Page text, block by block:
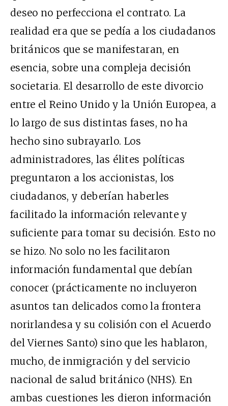
deseo no perfecciona el contrato. La
realidad era que se pedía a los ciudadanos
británicos que se manifestaran, en
esencia, sobre una compleja decisión
societaria. El desarrollo de este divorcio
entre el Reino Unido y la Unión Europea, a
lo largo de sus distintas fases, no ha
hecho sino subrayarlo. Los
administradores, las élites políticas
preguntaron a los accionistas, los
ciudadanos, y deberían haberles
facilitado la información relevante y
suficiente para tomar su decisión. Esto no
se hizo. No solo no les facilitaron
información fundamental que debían
conocer (prácticamente no incluyeron
asuntos tan delicados como la frontera
norirlandesa y su colisión con el Acuerdo
del Viernes Santo) sino que les hablaron,
mucho, de inmigración y del servicio
nacional de salud británico (NHS). En
ambas cuestiones les dieron información